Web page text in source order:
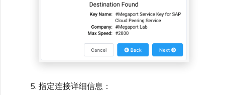
指定连接详细信息：